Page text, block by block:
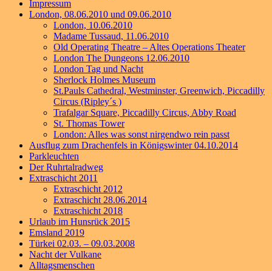
Impressum
London, 08.06.2010 und 09.06.2010
London, 10.06.2010
Madame Tussaud, 11.06.2010
Old Operating Theatre – Altes Operations Theater
London The Dungeons 12.06.2010
London Tag und Nacht
Sherlock Holmes Museum
St.Pauls Cathedral, Westminster, Greenwich, Piccadilly
Circus (Ripley´s )
Trafalgar Square, Piccadilly Circus, Abby Road
St. Thomas Tower
London: Alles was sonst nirgendwo rein passt
Ausflug zum Drachenfels in Königswinter 04.10.2014
Parkleuchten
Der Ruhrtalradweg
Extraschicht 2011
Extraschicht 2012
Extraschicht 28.06.2014
Extraschicht 2018
Urlaub im Hunsrück 2015
Emsland 2019
Türkei 02.03. – 09.03.2008
Nacht der Vulkane
Alltagsmenschen